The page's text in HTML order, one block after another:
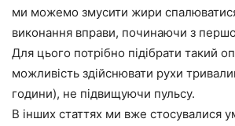
ми можемо змусити жири
виконання вправи, починаючи з
Для цього потрібно підібрати такий
можливість здійснювати рухи
години), не підвищуючи пульсу.
В інших статтях ми вже стосувалися